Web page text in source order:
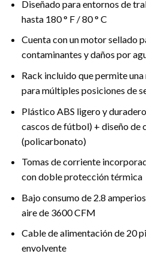
Diseñado para entornos de
hasta 180 ° F / 80 ° C
Cuenta con un motor sellado
contaminantes y daños por
Rack incluido que permite
para múltiples posiciones de
Plástico ABS ligero y
cascos de fútbol) + diseño de
(policarbonato)
Tomas de corriente
con doble protección térmica
Bajo consumo de 2.8
aire de 3600 CFM
Cable de alimentación de 20
envolvente